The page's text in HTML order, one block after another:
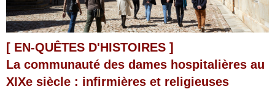
La communauté des dames hospitalières au
XIXe siècle : infirmières et religieuses
[ EN-QUÊTES D'HISTOIRES ]